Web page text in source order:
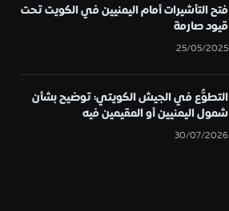
فتح التأشيرات أمام اليمنيين في الكويت تحت
قيود صارمة
25/05/2025
التطوُّع في الجيش الكويتي: توضيح بشأن
شمول اليمنيين أو المقيمين فيه
30/07/2026